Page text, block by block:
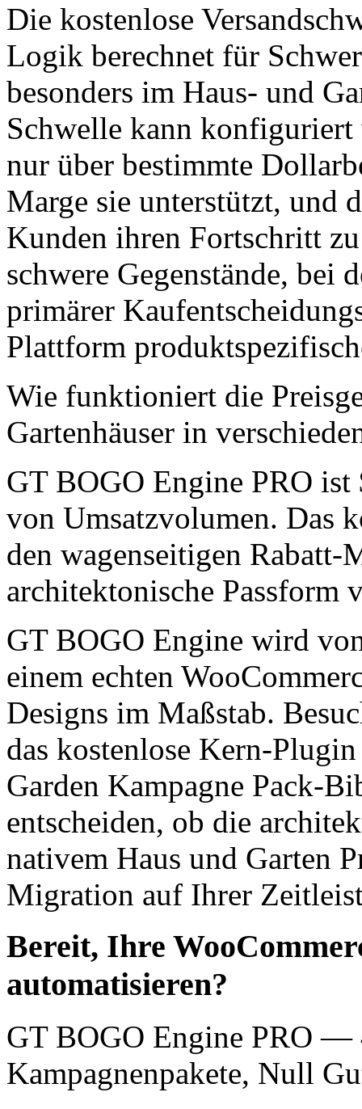
Die kostenlose
Logik berechnet für
besonders im Haus- und
Schwelle kann konfiguriert
nur über bestimmte
Marge sie unterstützt, und
Kunden ihren Fortschritt
schwere Gegenstände, bei
primärer
Plattform
Wie funktioniert die
Gartenhäuser in
GT BOGO Engine PRO
von Umsatzvolumen. Das
den wagenseitigen Rabatt-
architektonische Passform
GT BOGO Engine wird
einem echten
Designs im Maßstab.
das kostenlose Kern-
Garden Kampagne Pack-
entscheiden, ob die
nativem Haus und Garten
Migration auf Ihrer
Bereit, Ihre
automatisieren?
GT BOGO Engine PRO —
Kampagnenpakete, Null